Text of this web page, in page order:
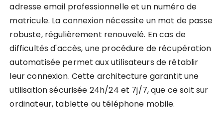
adresse email professionnelle et un numéro de
matricule. La connexion nécessite un mot de passe
robuste, régulièrement renouvelé. En cas de
difficultés d'accès, une procédure de récupération
automatisée permet aux utilisateurs de rétablir
leur connexion. Cette architecture garantit une
utilisation sécurisée 24h/24 et 7j/7, que ce soit sur
ordinateur, tablette ou téléphone mobile.